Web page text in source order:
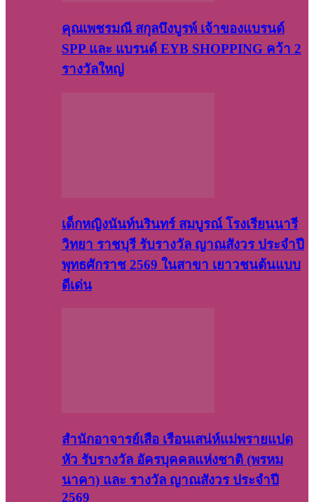
คุณเพชรมณี สกุลบึงบูรพ์ เจ้าของแบรนด์
SPP และ แบรนด์ EYB SHOPPING คว้า 2
รางวัลใหญ่
เด็กหญิงนันท์นรินทร์ สมบูรณ์ โรงเรียนนารี
วิทยา ราชบุรี รับรางวัล ญาณสังวร ประจำปี
พุทธศักราช 2569 ในสาขา เยาวชนต้นแบบ
ดีเด่น
สำนักอาจารย์เสือ เรือนเสน่ห์แม่พรายแปด
หัว รับรางวัล อัครบุคคลแห่งชาติ (พรหม
นาคา) และ รางวัล ญาณสังวร ประจำปี
2569